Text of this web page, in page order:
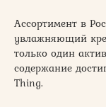
Ассортимент в
увлажняющий
только один
содержание
Thing.